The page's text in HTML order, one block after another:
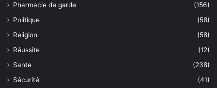
Pharmacie de garde
(156)
Politique
(58)
Religion
(58)
Réussite
(12)
Sante
(238)
Sécurité
(41)